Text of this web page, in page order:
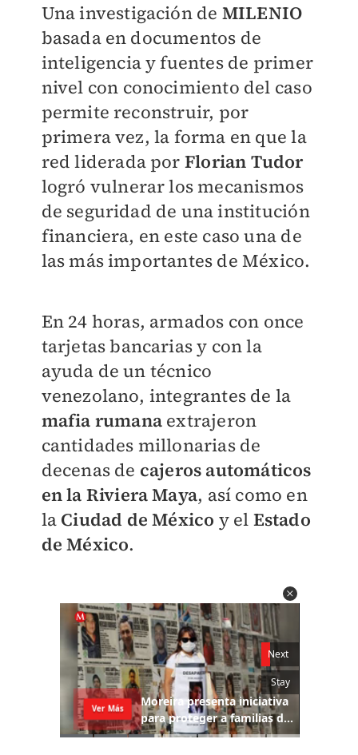
Una investigación de MILENIO
basada en documentos de
inteligencia y fuentes de primer
nivel con conocimiento del caso
permite reconstruir, por
primera vez, la forma en que la
red liderada por Florian Tudor
logró vulnerar los mecanismos
de seguridad de una institución
financiera, en este caso una de
las más importantes de México.
En 24 horas, armados con once
tarjetas bancarias y con la
ayuda de un técnico
venezolano, integrantes de la
mafia rumana extrajeron
cantidades millonarias de
decenas de cajeros automáticos
en la Riviera Maya, así como en
la Ciudad de México y el Estado
de México.